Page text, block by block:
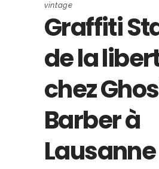
vintage
Graffiti
de la
chez
Barber à
Lausanne